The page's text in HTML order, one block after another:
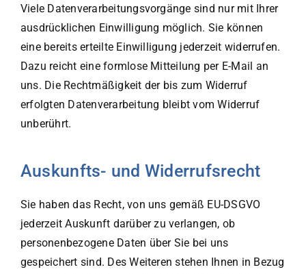
Viele Datenverarbeitungsvorgänge sind nur mit Ihrer
ausdrücklichen Einwilligung möglich. Sie können
eine bereits erteilte Einwilligung jederzeit widerrufen.
Dazu reicht eine formlose Mitteilung per E-Mail an
uns. Die Rechtmäßigkeit der bis zum Widerruf
erfolgten Datenverarbeitung bleibt vom Widerruf
unberührt.
Auskunfts- und Widerrufsrecht
Sie haben das Recht, von uns gemäß EU-DSGVO
jederzeit Auskunft darüber zu verlangen, ob
personenbezogene Daten über Sie bei uns
gespeichert sind. Des Weiteren stehen Ihnen in Bezug